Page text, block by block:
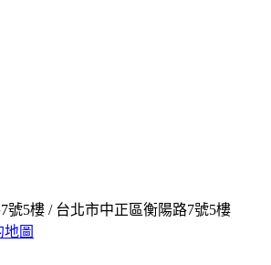
號5樓 / 台北市中正區衡陽路7號5樓
圖